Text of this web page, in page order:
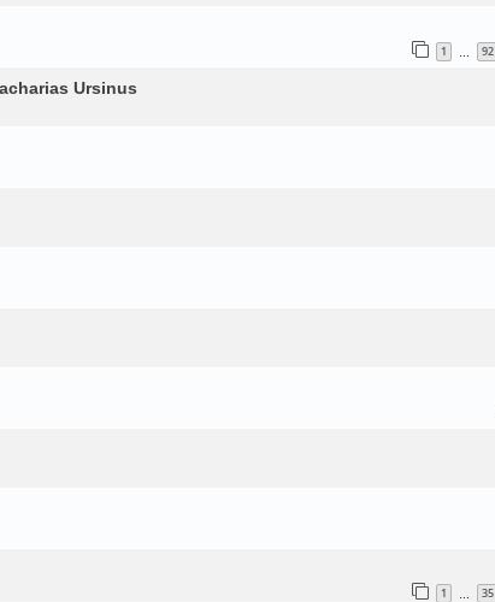
1 92
Ursinus
1 35